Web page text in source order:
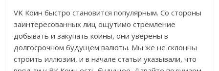
VK Коин быстро становится популярным. Со стороны
заинтересованных лиц ощутимо стремление
добывать и закупать коины, они уверены в
долгосрочном будущем валюты. Мы же не склонны
строить иллюзии, и в начале статьи указывали, что